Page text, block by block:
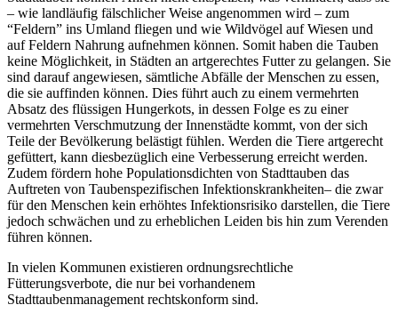
– wie landläufig fälschlicher Weise angenommen wird – zum
“Feldern” ins Umland fliegen und wie Wildvögel auf Wiesen und
auf Feldern Nahrung aufnehmen können. Somit haben die Tauben
keine Möglichkeit, in Städten an artgerechtes Futter zu gelangen. Sie
sind darauf angewiesen, sämtliche Abfälle der Menschen zu essen,
die sie auffinden können. Dies führt auch zu einem vermehrten
Absatz des flüssigen Hungerkots, in dessen Folge es zu einer
vermehrten Verschmutzung der Innenstädte kommt, von der sich
Teile der Bevölkerung belästigt fühlen. Werden die Tiere artgerecht
gefüttert, kann diesbezüglich eine Verbesserung erreicht werden.
Zudem fördern hohe Populationsdichten von Stadttauben das
Auftreten von Taubenspezifischen Infektionskrankheiten– die zwar
für den Menschen kein erhöhtes Infektionsrisiko darstellen, die Tiere
jedoch schwächen und zu erheblichen Leiden bis hin zum Verenden
führen können.
In vielen Kommunen existieren ordnungsrechtliche
Fütterungsverbote, die nur bei vorhandenem
Stadttaubenmanagement rechtskonform sind.